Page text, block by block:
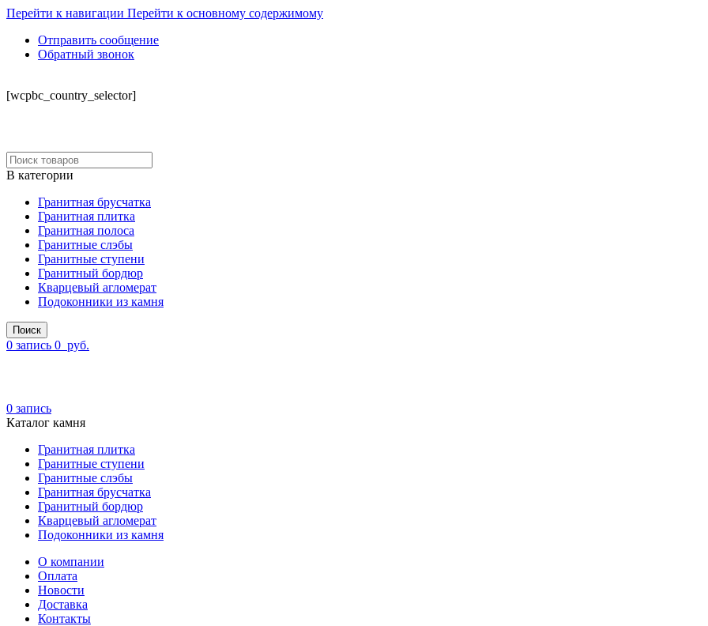
Перейти к навигации Перейти к основному содержимому
Отправить сообщение
Обратный звонок
[wcpbc_country_selector]
В категории
Гранитная брусчатка
Гранитная плитка
Гранитная полоса
Гранитные слэбы
Гранитные ступени
Гранитный бордюр
Кварцевый агломерат
Подоконники из камня
Поиск
0 запись 0 руб.
0 запись
Каталог камня
Гранитная плитка
Гранитные ступени
Гранитные слэбы
Гранитная брусчатка
Гранитный бордюр
Кварцевый агломерат
Подоконники из камня
О компании
Оплата
Новости
Доставка
Контакты